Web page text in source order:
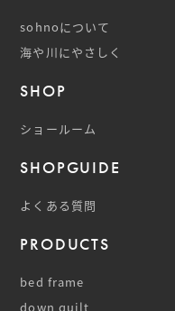
sohnoについて
海や川にやさしく
SHOP
ショールーム
SHOPGUIDE
よくある質問
PRODUCTS
bed frame
down quilt